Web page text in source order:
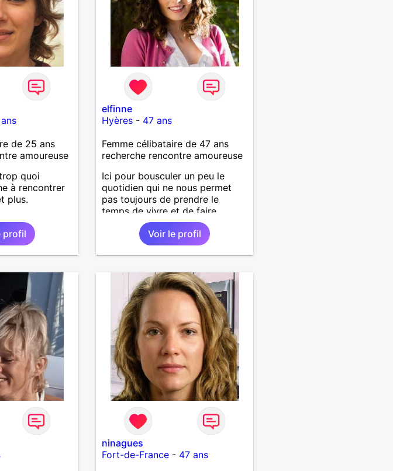
de 25 ans
amoureuse
quoi
à rencontrer
plus.
profil
elfinne
Hyères - 47 ans
Femme célibataire de 47 ans
recherche rencontre amoureuse
Ici pour bousculer un peu le
quotidien qui ne nous permet
pas toujours de prendre le
temps de vivre et de faire
réellement connaissance avec
les gens que l'on croise... Je n'ai
pas de critères physiques
précis, mais j'avoue être
attentionnés, avec de la répartie
et de l’humour, aimant découvrir,
discuter de tout et partager. La
notion de complicité me parait
évidemment indispensable.
Voir le profil
ninagues
Fort-de-France - 47 ans